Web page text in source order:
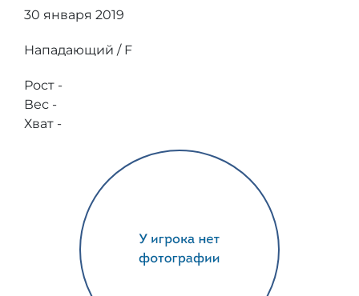
30 января 2019
Нападающий / F
Рост -
Вес -
Хват -